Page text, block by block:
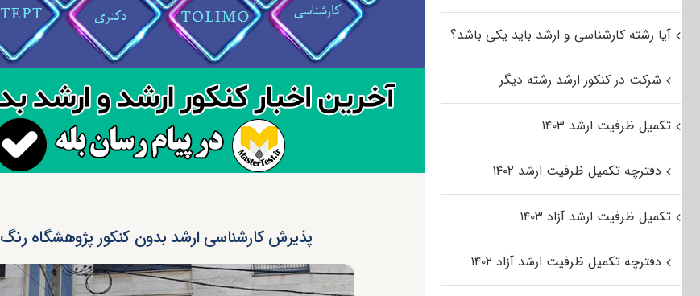
پذیرش کارشناسی ارشد بدون کنکور پژوهشگاه رنگ ۱۴۰۴
آیا رشته کارشناسی و ارشد باید یکی باشد؟
شرکت در کنکور ارشد رشته دیگر
تکمیل ظرفیت ارشد ۱۴۰۳
دفترچه تکمیل ظرفیت ارشد ۱۴۰۲
تکمیل ظرفیت ارشد آزاد ۱۴۰۳
دفترچه تکمیل ظرفیت ارشد آزاد ۱۴۰۲